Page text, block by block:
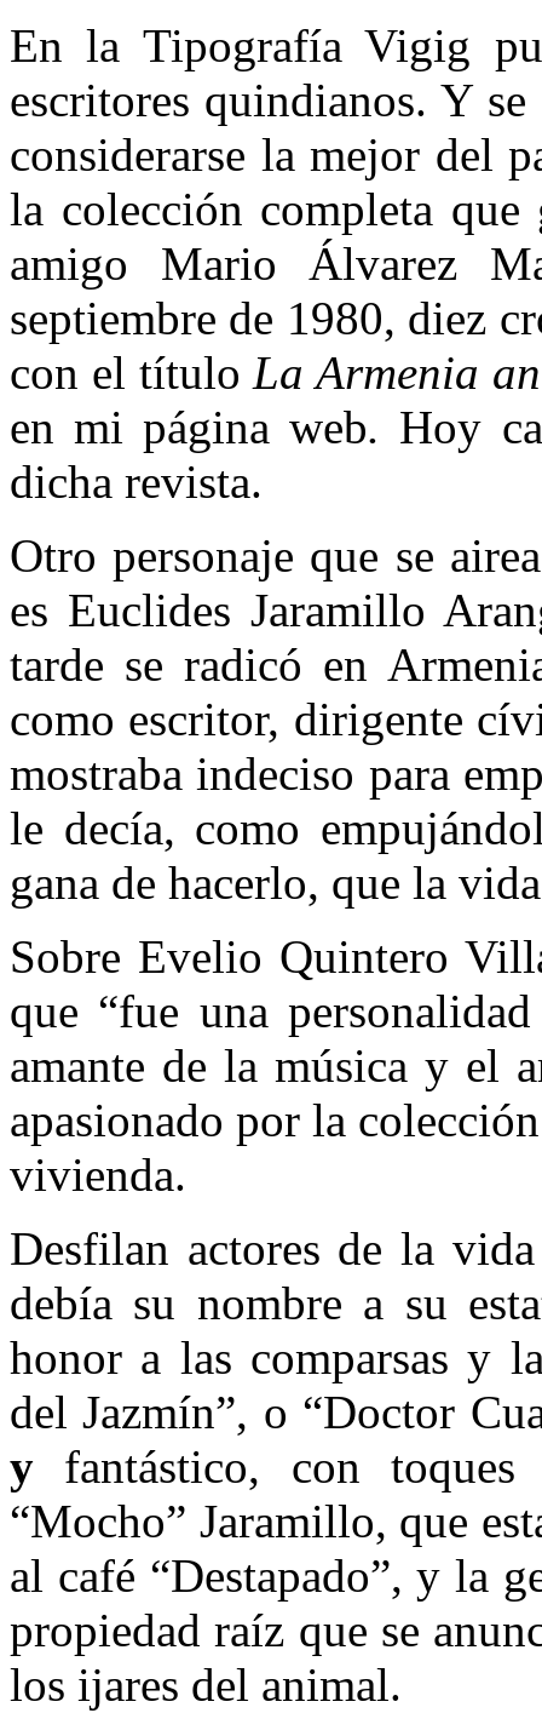
En la Tipografía Vigig
escritores quindianos. Y
considerarse la mejor del
la colección completa
amigo Mario Álvarez
septiembre de 1980, diez
con el títuloLa Armenia
en mi página web. Hoy
dicha revista.
Otro personaje que se
es Euclides Jaramillo
tarde se radicó en
como escritor, dirigente
mostraba indeciso para
le decía, como
gana de hacerlo, que la
Sobre Evelio Quintero
que “fue una
amante de la música y el
apasionado por la
vivienda.
Desfilan actores de la
debía su nombre a su
honor a las comparsas y
del Jazmín”, o “Doctor
y fantástico, con
“Mocho” Jaramillo, que
al café “Destapado”, y la
propiedad raíz que se
los ijares del animal.